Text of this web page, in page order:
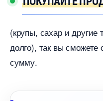
(крупы, сахар и другие
долго), так вы сможете
сумму.